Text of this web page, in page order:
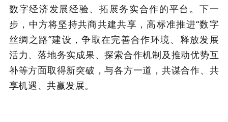
数字经济发展经验、拓展务实合作的平台。下一
步，中方将坚持共商共建共享，高标准推进“数字
丝绸之路”建设，争取在完善合作环境、释放发展
活力、落地务实成果、探索合作机制及推动优势互
补等方面取得新突破，与各方一道，共谋合作、共
享机遇、共赢发展。